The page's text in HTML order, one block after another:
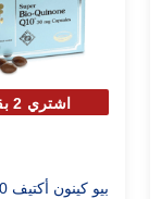
اشتري 2 بقيمة 1